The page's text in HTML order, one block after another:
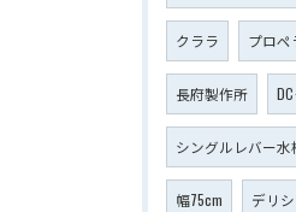
クララ プロペ
長府製作所
シングルレバー水
幅75cm デリ